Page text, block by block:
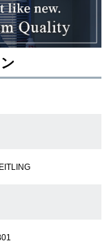
ついて